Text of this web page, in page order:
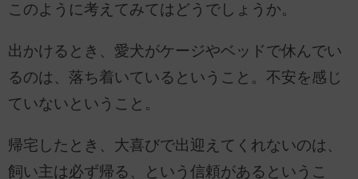
このように考えてみてはどうでしょうか。
出かけるとき、愛犬がケージやベッドで休んでい
るのは、落ち着いているということ。不安を感じ
ていないということ。
帰宅したとき、大喜びで出迎えてくれないのは、
飼い主は必ず帰る、という信頼があるというこ